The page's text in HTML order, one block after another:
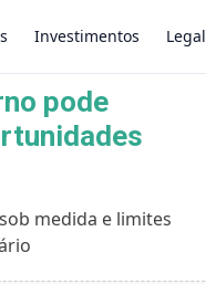
Investimentos Legal
pode
medida e limites